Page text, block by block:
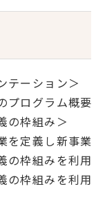
テーション＞
プログラム概要
の枠組み＞
を定義し新事業
の枠組みを利用
の枠組みを利用